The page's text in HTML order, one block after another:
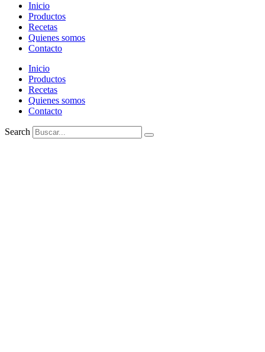
Inicio
Productos
Recetas
Quienes somos
Contacto
Inicio
Productos
Recetas
Quienes somos
Contacto
Search